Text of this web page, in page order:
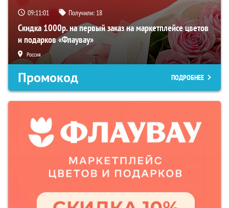
09:11:00 Получили: 18
Скидка 1000р. на первый заказ на маркетплейсе цветов
и подарков «Флаувау»
Россия
Промокод ПОДРОБНЕЕ